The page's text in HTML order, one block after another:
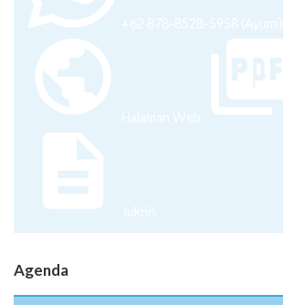
+62 878-8528-5958 (Ayumi)
Halaman Web
Juknis
Agenda